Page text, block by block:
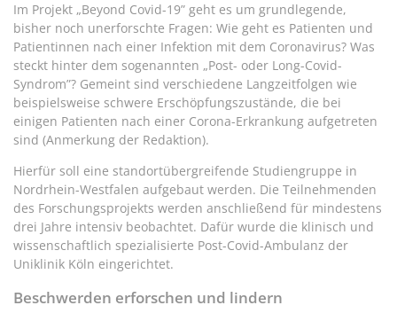
Im Projekt „Beyond Covid-19” geht es um grundlegende,
bisher noch unerforschte Fragen: Wie geht es Patienten und
Patientinnen nach einer Infektion mit dem Coronavirus? Was
steckt hinter dem sogenannten „Post- oder Long-Covid-
Syndrom”? Gemeint sind verschiedene Langzeitfolgen wie
beispielsweise schwere Erschöpfungszustände, die bei
einigen Patienten nach einer Corona-Erkrankung aufgetreten
sind (Anmerkung der Redaktion).
Hierfür soll eine standortübergreifende Studiengruppe in
Nordrhein-Westfalen aufgebaut werden. Die Teilnehmenden
des Forschungsprojekts werden anschließend für mindestens
drei Jahre intensiv beobachtet. Dafür wurde die klinisch und
wissenschaftlich spezialisierte Post-Covid-Ambulanz der
Uniklinik Köln eingerichtet.
Beschwerden erforschen und lindern